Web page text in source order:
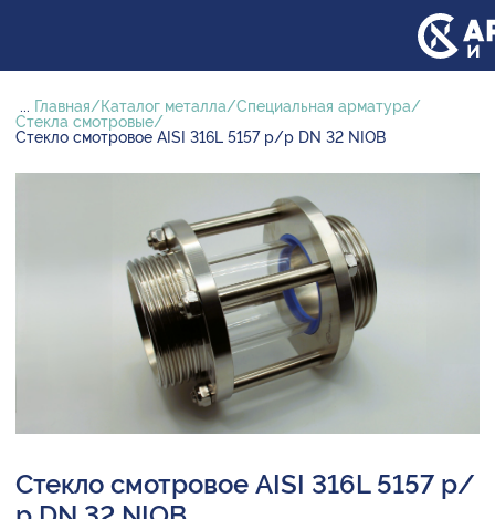
... Главная Каталог металла
Специальная арматура
Стекла смотровые
Стекло смотровое AISI 316L 5157 р/р DN 32 NIOB
Стекло смотровое AISI 316L 5157 р/